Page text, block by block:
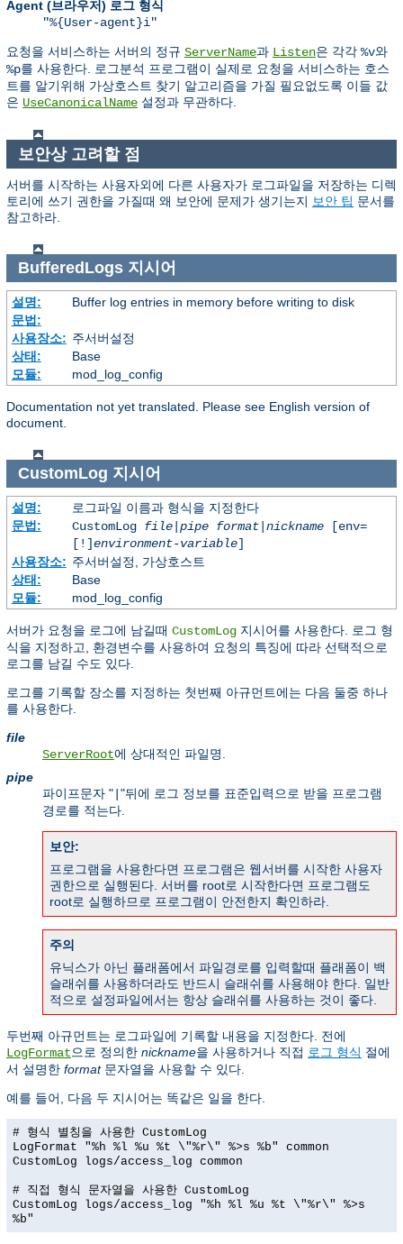
Agent (브라우저) 로그 형식
"%{User-agent}i"
요청을 서비스하는 서버의 정규 ServerName과 Listen은 각각 %v와
%p를 사용한다. 로그분석 프로그램이 실제로 요청을 서비스하는 호스
트를 알기위해 가상호스트 찾기 알고리즘을 가질 필요없도록 이들 값
은 UseCanonicalName 설정과 무관하다.
보안상 고려할 점
서버를 시작하는 사용자외에 다른 사용자가 로그파일을 저장하는 디렉
토리에 쓰기 권한을 가질때 왜 보안에 문제가 생기는지 보안 팁 문서를
참고하라.
BufferedLogs지시어
설명:
Buffer log entries in memory before writing to disk
문법:
사용장소: 주서버설정
상태:
Base
모듈:
mod_log_config
Documentation not yet translated. Please see English version of
document.
CustomLog 지시어
설명:
로그파일 이름과 형식을 지정한다
문법:
CustomLog file| pipe format| nickname[env=
[!]environment-variable]
사용장소: 주서버설정, 가상호스트
상태:
Base
모듈:
mod_log_config
서버가 요청을 로그에 남길때 CustomLog 지시어를 사용한다. 로그 형
식을 지정하고, 환경변수를 사용하여 요청의 특징에 따라 선택적으로
로그를 남길 수도 있다.
로그를 기록할 장소를 지정하는 첫번째 아규먼트에는 다음 둘중 하나
를 사용한다.
file
ServerRoot에 상대적인 파일명.
pipe
파이프문자 " "뒤에 로그 정보를 표준입력으로 받을 프로그램
경로를 적는다.
보안:
프로그램을 사용한다면 프로그램은 웹서버를 시작한 사용자
권한으로 실행된다. 서버를 root로 시작한다면 프로그램도
root로 실행하므로 프로그램이 안전한지 확인하라.
주의
유닉스가 아닌 플래폼에서 파일경로를 입력할때 플래폼이 백
슬래쉬를 사용하더라도 반드시 슬래쉬를 사용해야 한다. 일반
적으로 설정파일에서는 항상 슬래쉬를 사용하는 것이 좋다.
두번째 아규먼트는 로그파일에 기록할 내용을 지정한다. 전에
LogFormat으로 정의한 nickname을 사용하거나 직접 로그 형식 절에
서 설명한 format문자열을 사용할 수 있다.
예를 들어, 다음 두 지시어는 똑같은 일을 한다.
# 형식 별칭을 사용한 CustomLog
LogFormat "%h %l %u %t \"%r\" %>s %b" common
CustomLog logs/access_log common
# 직접 형식 문자열을 사용한 CustomLog
CustomLog logs/access_log "%h %l %u %t \"%r\" %>s
%b"